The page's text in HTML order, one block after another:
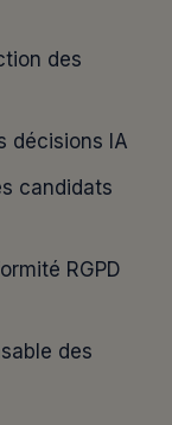
des
décisions IA
candidats
RGPD
des